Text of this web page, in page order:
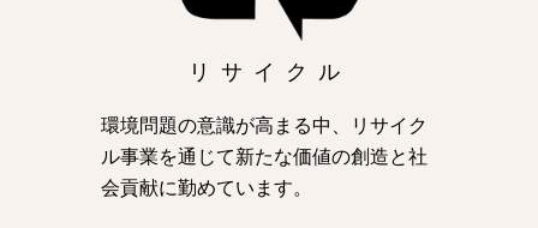
リサイクル
環境問題の意識が高まる中、リサイク
ル事業を通じて新たな価値の創造と社
会貢献に勤めています。